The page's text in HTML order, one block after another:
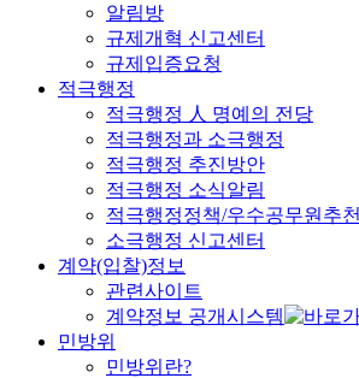
알림방
규제개혁 신고센터
규제입증요청
적극행정
적극행정 人 명예의 전당
적극행정과 소극행정
적극행정 추진방안
적극행정 소식알림
적극행정정책/우수공무원추천
소극행정 신고센터
계약(입찰)정보
관련사이트
계약정보 공개시스템
민방위
민방위란?